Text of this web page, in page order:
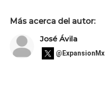
Más acerca del autor:
José Ávila
@ExpansionMx